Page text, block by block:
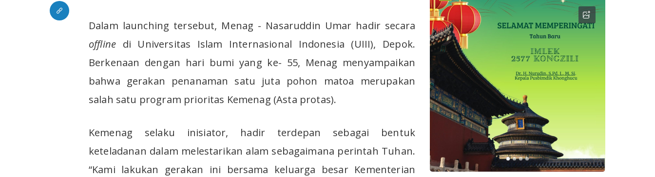
Dalam launching tersebut, Menag - Nasaruddin Umar hadir secara
offline di Universitas Islam Internasional Indonesia (UIII), Depok.
Berkenaan dengan hari bumi yang ke- 55, Menag menyampaikan
bahwa gerakan penanaman satu juta pohon matoa merupakan
salah satu program prioritas Kemenag (Asta protas).
Kemenag selaku inisiator, hadir terdepan sebagai bentuk
keteladanan dalam melestarikan alam sebagaimana perintah Tuhan.
“Kami lakukan gerakan ini bersama keluarga besar Kementerian